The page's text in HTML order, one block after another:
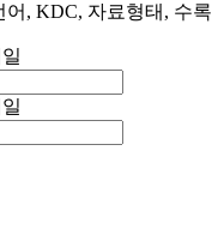
어, KDC, 자료형태, 수